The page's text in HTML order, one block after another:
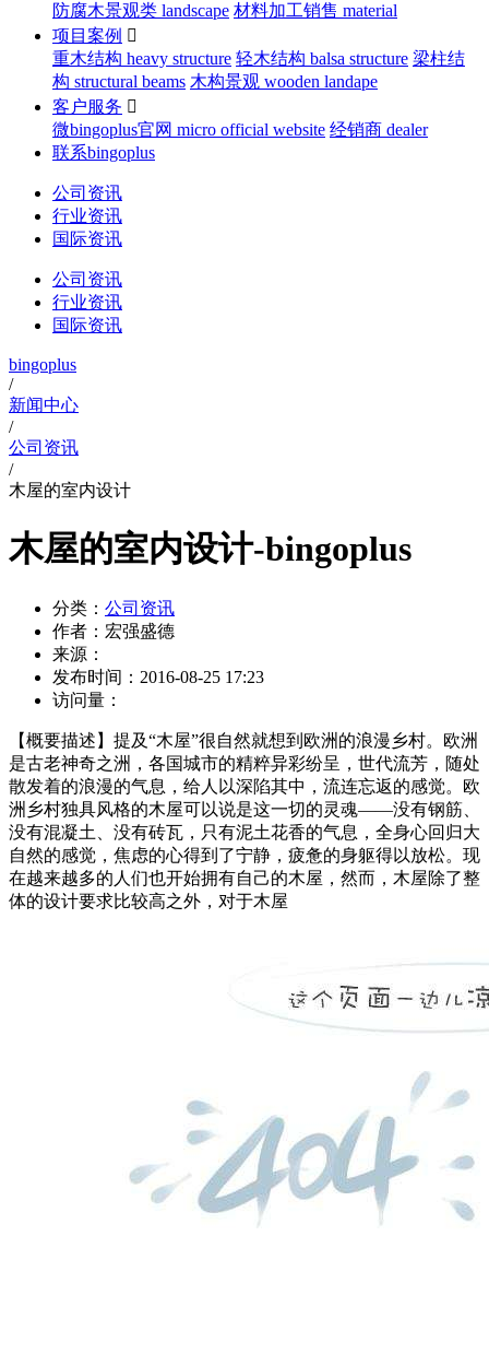
防腐木景观类 landscape 材料加工销售 material
项目案例 
重木结构 heavy structure 轻木结构 balsa structure 梁柱结
构 structural beams 木构景观 wooden landape
客户服务 
微bingoplus官网 micro official website 经销商 dealer
联系bingoplus
公司资讯
行业资讯
国际资讯
公司资讯
行业资讯
国际资讯
bingoplus
/
新闻中心
/
公司资讯
/
木屋的室内设计
木屋的室内设计-bingoplus
分类： 公司资讯
作者： 宏强盛德
来源：
发布时间： 2016-08-25 17:23
访问量：
【概要描述】 提及“木屋”很自然就想到欧洲的浪漫乡村。欧洲
是古老神奇之洲，各国城市的精粹异彩纷呈，世代流芳，随处
散发着的浪漫的气息，给人以深陷其中，流连忘返的感觉。欧
洲乡村独具风格的木屋可以说是这一切的灵魂——没有钢筋、
没有混凝土、没有砖瓦，只有泥土花香的气息，全身心回归大
自然的感觉，焦虑的心得到了宁静，疲惫的身躯得以放松。现
在越来越多的人们也开始拥有自己的木屋，然而，木屋除了整
体的设计要求比较高之外，对于木屋